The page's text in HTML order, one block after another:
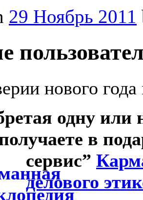
29 Ноябрь 2011
нового
одну или
в
сервис”
делового